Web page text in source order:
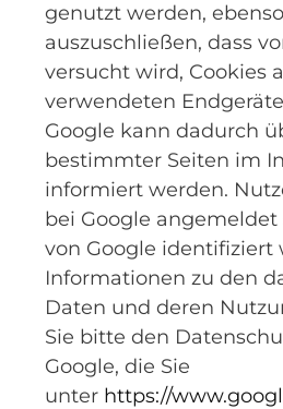
genutzt werden,
auszuschließen, dass
versucht wird, Cookies
verwendeten
Google kann dadurch
bestimmter Seiten im
informiert werden.
bei Google
von Google identifiziert
Informationen zu den
Daten und deren
Sie bitte den
Google, die Sie
unter https://